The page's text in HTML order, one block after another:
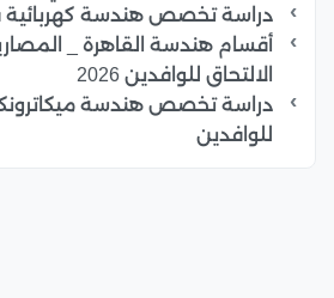
دراسة تخصص هندسة كهربائية
أقسام هندسة القاهرة _
الالتحاق للوافدين 2026
دراسة تخصص هندسة
للوافدين